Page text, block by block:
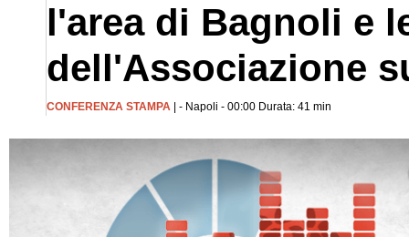
l'area di Bagnoli e
dell'Associazione
CONFERENZA STAMPA | - Napoli - 00:00 Durata: 41 min